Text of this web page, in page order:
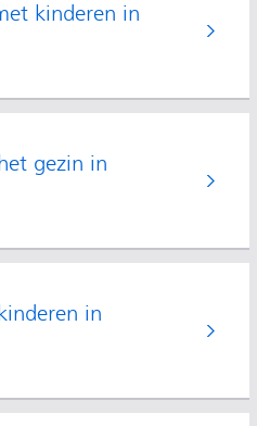
kinderen in
gezin in
in